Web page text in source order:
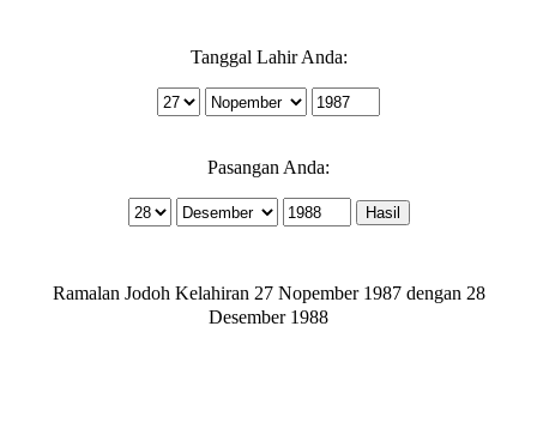
Tanggal Lahir Anda:
Pasangan Anda:
Ramalan Jodoh Kelahiran 27 Nopember 1987 dengan 28
Desember 1988